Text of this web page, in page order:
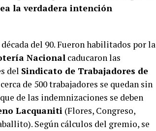
la verdadera intención
del 90. Fueron habilitados por la
Nacional caducaron las
del Sindicato de Trabajadores de
de 500 trabajadores se quedan sin
de las indemnizaciones se deben
Lacquaniti (Flores, Congreso,
Según cálculos del gremio, se